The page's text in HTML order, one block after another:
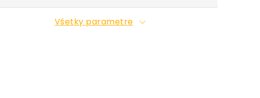
Všetky parametre